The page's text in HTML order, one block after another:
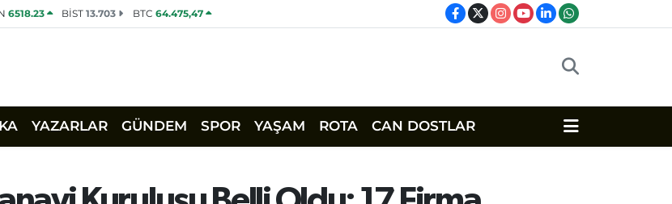
6518.23 BİST13.703 BTC 64.475,47
YAZARLAR GÜNDEM SPOR YAŞAM ROTA CAN DOSTLAR